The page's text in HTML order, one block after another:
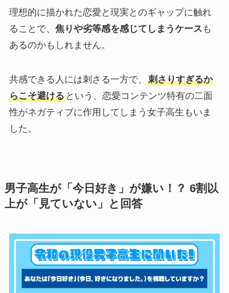
理想的に描かれた恋愛と現実とのギャップに触れ
ることで、 焦りや劣等感を感じてしまうケース も
あるのかもしれません。
共感できる人には刺さる一方で、 刺さりすぎるか
らこそ避けるという、恋愛コンテンツ特有の二面
性がネガティブに作用してしまう女子高生もいま
した。
男子高生が「今日好き」が嫌い！？ 6割以
上が「見ていない」と回答